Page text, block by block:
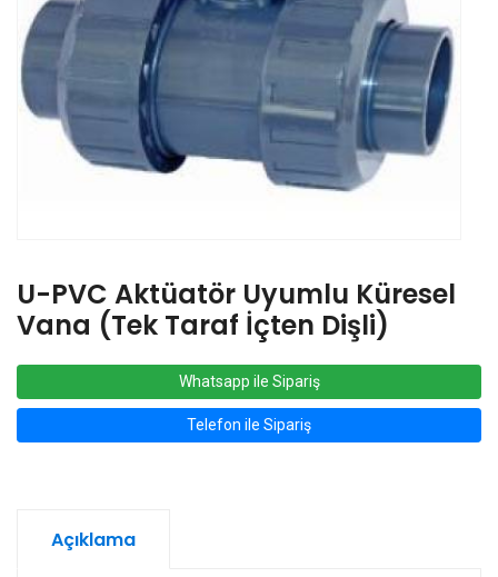
U-PVC Aktüatör Uyumlu Küresel
Vana (Tek Taraf İçten Dişli)
Whatsapp ile Sipariş
Telefon ile Sipariş
Açıklama